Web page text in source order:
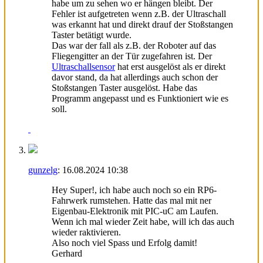
habe um zu sehen wo er hängen bleibt. Der
Fehler ist aufgetreten wenn z.B. der Ultraschall
was erkannt hat und direkt drauf der Stoßstangen
Taster betätigt wurde.
Das war der fall als z.B. der Roboter auf das
Fliegengitter an der Tür zugefahren ist. Der
Ultraschallsensorhat erst ausgelöst als er direkt
davor stand, da hat allerdings auch schon der
Stoßstangen Taster ausgelöst. Habe das
Programm angepasst und es Funktioniert wie es
soll.
gunzelg: 16.08.2024 10:38
Hey Super!, ich habe auch noch so ein RP6-
Fahrwerk rumstehen. Hatte das mal mit ner
Eigenbau-Elektronik mit PIC-uC am Laufen.
Wenn ich mal wieder Zeit habe, will ich das auch
wieder raktivieren.
Also noch viel Spass und Erfolg damit!
Gerhard